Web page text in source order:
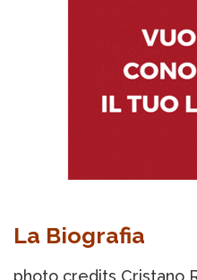
La Biografia
photo credits Cristano